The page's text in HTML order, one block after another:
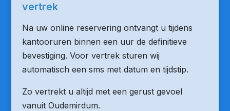
vertrek
Na uw online reservering ontvangt u tijdens
kantooruren binnen een uur de definitieve
bevestiging. Voor vertrek sturen wij
automatisch een sms met datum en tijdstip.
Zo vertrekt u altijd met een gerust gevoel
vanuit Oudemirdum.